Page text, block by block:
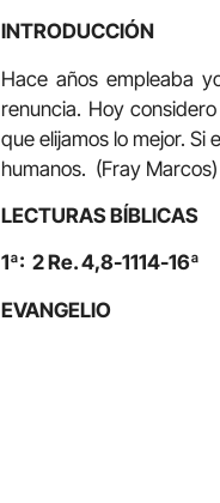
INTRODUCCIÓN
Hace años empleaba
renuncia. Hoy
que elijamos lo mejor.
humanos. (Fray Marcos)
LECTURAS BÍBLICAS
1ª: 2 Re. 4,8-1114-
EVANGELIO